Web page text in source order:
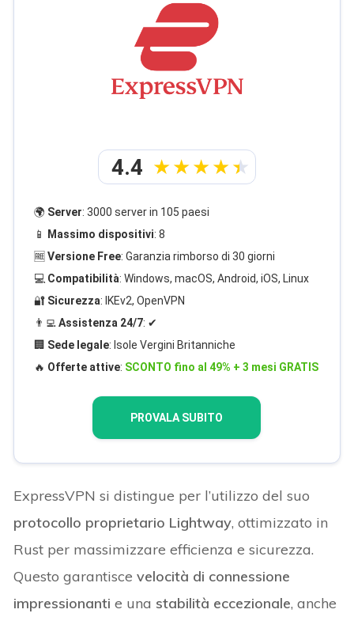
4.4
🌍 Server: 3000 server in 105 paesi
📱
Massimo dispositivi: 8
🆓Versione Free: Garanzia rimborso di 30 giorni
💻 Compatibilità: Windows, macOS, Android, iOS, Linux
🔐 Sicurezza: IKEv2, OpenVPN
👨‍💻Assistenza 24/7: ✔
🏢 Sede legale: Isole Vergini Britanniche
🔥 Offerte attive: SCONTO fino al 49% + 3 mesi GRATIS
PROVALA SUBITO
ExpressVPN si distingue per l’utilizzo del suo
protocollo proprietario Lightway, ottimizzato in
Rust per massimizzare efficienza e sicurezza.
Questo garantiscevelocità di connessione
impressionanti e una stabilità eccezionale, anche